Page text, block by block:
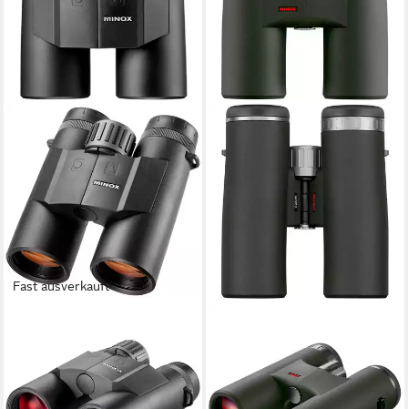
Fast ausverkauft
Entfernungsmesser X-range
8x42 Fernglas
699,00 €
Fernglas X-PRO 8x42
870,00 €
25,26 €
mtl. in 48 Raten